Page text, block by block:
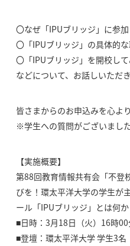
〇なぜ「IPUブリッジ」に参
〇「IPUブリッジ」の具体的
〇「IPUブリッジ」を開校し
などについて、お話しいただき
皆さまからのお申込みを心よ
※学生への質問がございまし
【実施概要】
第88回教育情報共有会「不登
びを！環太平洋大学の学生が
ール「IPUブリッジ」とは何か
■日時：3月18日（火）16時
■登壇：環太平洋大学 学生3名